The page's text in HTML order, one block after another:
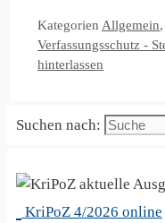
Kategorien Allgemein,
Verfassungsschutz -
hinterlassen
Suchen nach:
KriPoZ 4/2026 online